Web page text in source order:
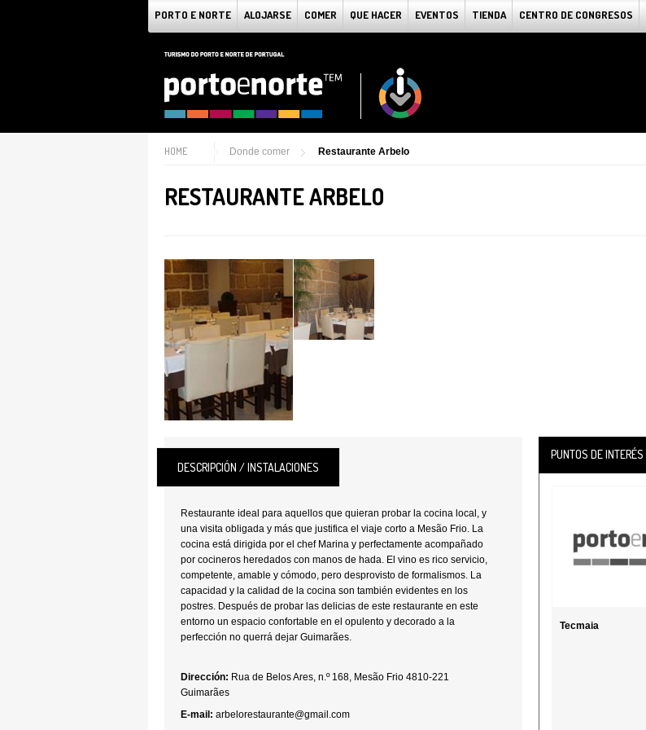
PORTO E NORTE ALOJARSE COMER QUE HACER EVENTOS TIENDA CENTRO DE CONGRESOS
HOME Donde comer Restaurante Arbelo
RESTAURANTE ARBELO
DESCRIPCIÓN / INSTALACIONES
Restaurante ideal para aquellos que quieran probar la cocina local, y
una visita obligada y más que justifica el viaje corto a Mesão Frio. La
cocina está dirigida por el chef Marina y perfectamente acompañado
por cocineros heredados con manos de hada. El vino es rico servicio,
competente, amable y cómodo, pero desprovisto de formalismos. La
capacidad y la calidad de la cocina son también evidentes en los
postres. Después de probar las delicias de este restaurante en este
entorno un espacio confortable en el opulento y decorado a la
perfección no querrá dejar Guimarães.
Dirección: Rua de Belos Ares, n.º 168, Mesão Frio 4810-221
Guimarães
E-mail: arbelorestaurante@gmail.com
PUNTOS DE INTERÉS
Tecmaia